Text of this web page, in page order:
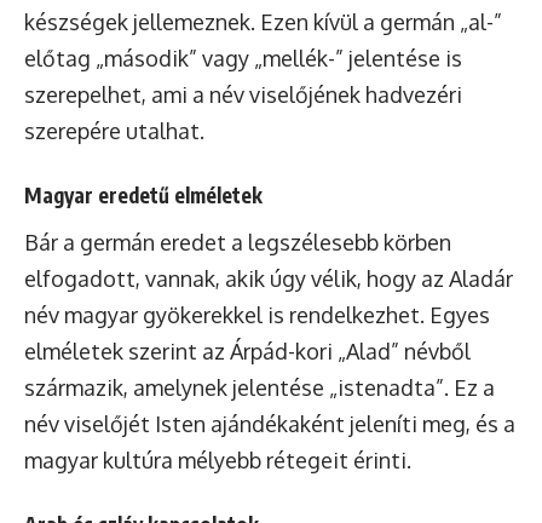
készségek jellemeznek. Ezen kívül a germán „al-”
előtag „második” vagy „mellék-” jelentése is
szerepelhet, ami a név viselőjének hadvezéri
szerepére utalhat.
Magyar eredetű elméletek
Bár a germán eredet a legszélesebb körben
elfogadott, vannak, akik úgy vélik, hogy az Aladár
név magyar gyökerekkel is rendelkezhet. Egyes
elméletek szerint az Árpád-kori „Alad” névből
származik, amelynek jelentése „istenadta”. Ez a
név viselőjét Isten ajándékaként jeleníti meg, és a
magyar kultúra mélyebb rétegeit érinti.